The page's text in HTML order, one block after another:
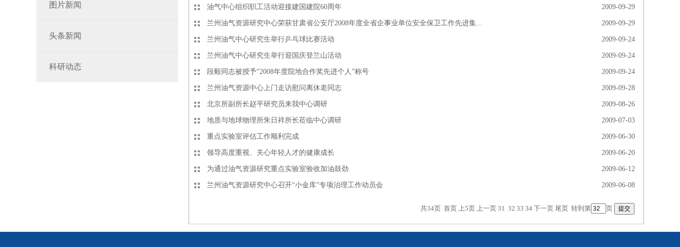
2009-09-29
油气中心组织职工活动迎接建国建院60周年
2009-09-29
兰州油气资源研究中心荣获甘肃省公安厅2008年度全省企事业单位安全保卫工作先进集...
2009-09-24
兰州油气中心研究生举行乒乓球比赛活动
2009-09-24
兰州油气中心研究生举行迎国庆登兰山活动
2009-09-24
段毅同志被授予“2008年度院地合作奖先进个人”称号
2009-09-28
兰州油气资源中心上门走访慰问离休老同志
2009-08-26
北京所副所长赵平研究员来我中心调研
2009-07-03
地质与地球物理所朱日祥所长莅临中心调研
2009-06-30
重点实验室评估工作顺利完成
2009-06-20
领导高度重视、关心年轻人才的健康成长
2009-06-12
为通过油气资源研究重点实验室验收加油鼓劲
2009-06-08
兰州油气资源研究中心召开“小金库”专项治理工作动员会
共34页 首页 上5页 上一页 31 32 33 34 下一页 尾页 转到第 页
图片新闻
头条新闻
科研动态